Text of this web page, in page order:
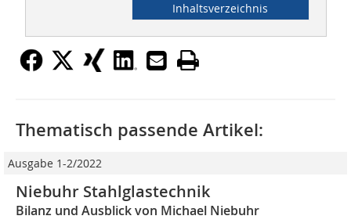
Inhaltsverzeichnis
Thematisch passende Artikel:
Ausgabe 1-2/2022
Niebuhr Stahlglastechnik
Bilanz und Ausblick von Michael Niebuhr